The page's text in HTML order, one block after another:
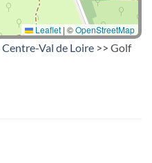
Leaflet | ©OpenStreetMap
Centre-Val de Loire >> Golf